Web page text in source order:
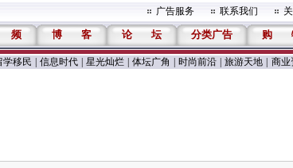
广告服务 联系我们
频 博 客 论 坛 分类广告 购
学移民 信息时代 星光灿烂 体坛广角 时尚前沿 旅游天地 商业